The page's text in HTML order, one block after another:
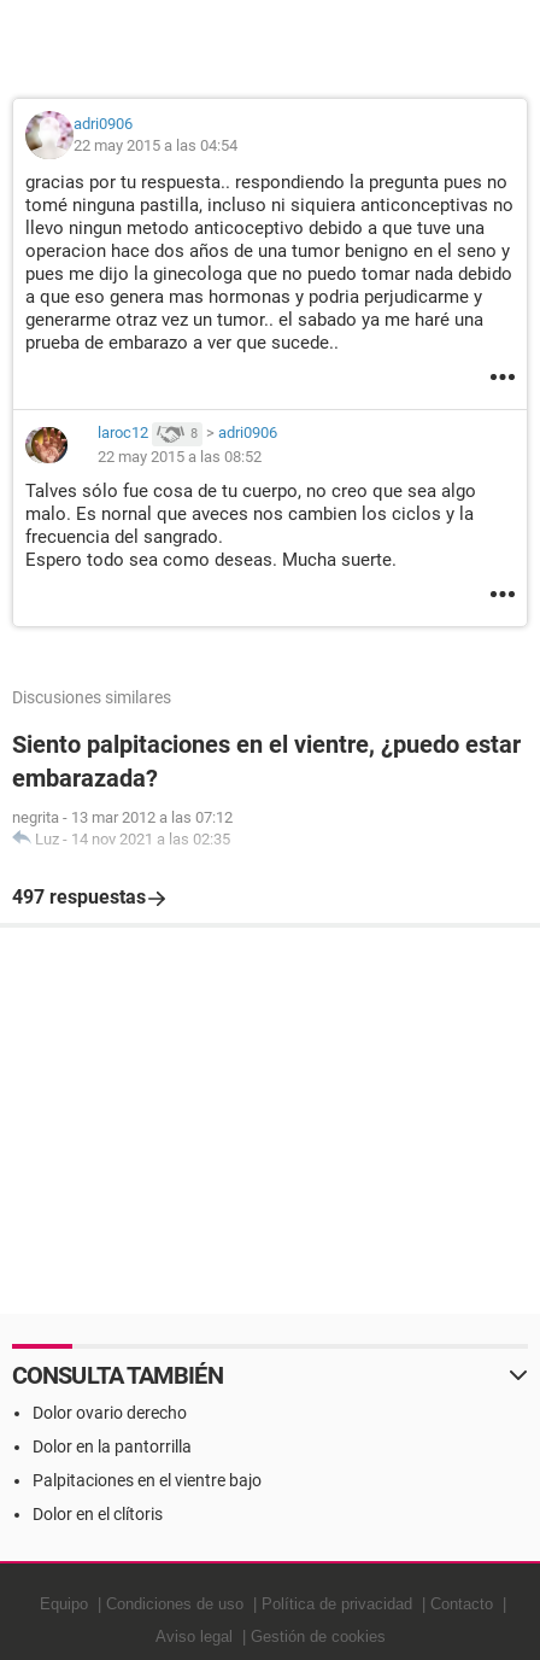
adri0906
22 may 2015 a las 04:54
gracias por tu respuesta.. respondiendo la pregunta pues no
tomé ninguna pastilla, incluso ni siquiera anticonceptivas no
llevo ningun metodo anticoceptivo debido a que tuve una
operacion hace dos años de una tumor benigno en el seno y
pues me dijo la ginecologa que no puedo tomar nada debido
a que eso genera mas hormonas y podria perjudicarme y
generarme otraz vez un tumor.. el sabado ya me haré una
prueba de embarazo a ver que sucede..
laroc12 8 > adri0906
22 may 2015 a las 08:52
Talves sólo fue cosa de tu cuerpo, no creo que sea algo
malo. Es nornal que aveces nos cambien los ciclos y la
frecuencia del sangrado.
Espero todo sea como deseas. Mucha suerte.
Discusiones similares
Siento palpitaciones en el vientre, ¿puedo estar
embarazada?
negrita - 13 mar 2012 a las 07:12
Luz - 14 nov 2021 a las 02:35
497 respuestas
CONSULTA TAMBIÉN
Dolor ovario derecho
Dolor en la pantorrilla
Palpitaciones en el vientre bajo
Dolor en el clítoris
Equipo Condiciones de uso Política de privacidad
Contacto
Aviso legal
Gestión de cookies